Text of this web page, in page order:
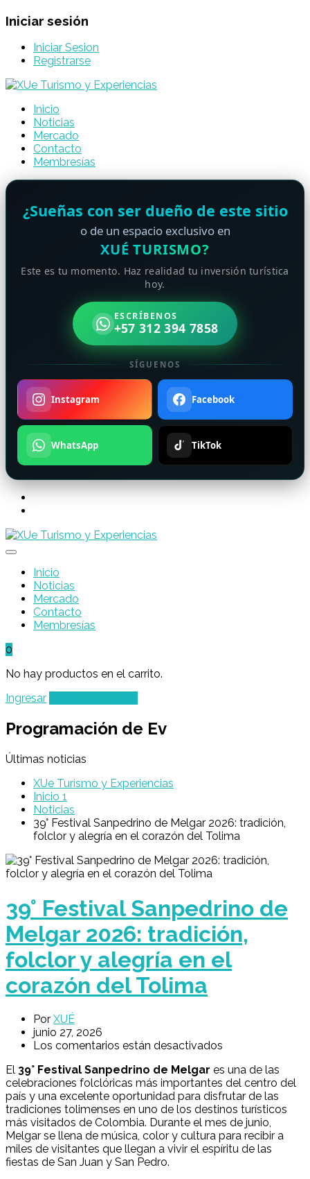
Iniciar sesión
Iniciar Sesion
Registrarse
Inicio
Noticias
Mercado
Contacto
Membresías
¿Sueñas con ser dueño de este sitio
o de un espacio exclusivo en
XUÉ TURISMO?
Este es tu momento. Haz realidad tu inversión turística
hoy.
ESCRÍBENOS
+57 312 394 7858
SÍGUENOS
Instagram Facebook
WhatsApp TikTok
Inicio
Noticias
Mercado
Contacto
Membresías
0
No hay productos en el carrito.
Ingresar
Programación de Ev
Últimas noticias
XUe Turismo y Experiencias
Inicio 1
Noticias
39° Festival Sanpedrino de Melgar 2026: tradición,
folclor y alegría en el corazón del Tolima
39° Festival Sanpedrino de
Melgar 2026: tradición,
folclor y alegría en el
corazón del Tolima
Por XUÉ
junio 27, 2026
Los comentarios están desactivados
El 39° Festival Sanpedrino de Melgar es una de las
celebraciones folclóricas más importantes del centro del
país y una excelente oportunidad para disfrutar de las
tradiciones tolimenses en uno de los destinos turísticos
más visitados de Colombia. Durante el mes de junio,
Melgar se llena de música, color y cultura para recibir a
miles de visitantes que llegan a vivir el espíritu de las
fiestas de San Juan y San Pedro.